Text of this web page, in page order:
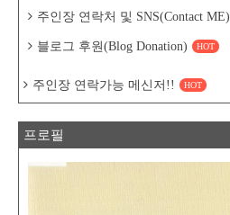
열대야로 잠 못
주인장 연락처 및 SNS(Contact ME)
블로그 후원(Blog Donation) HOT
주인장 연락가능 메신저!! HOT
프로필